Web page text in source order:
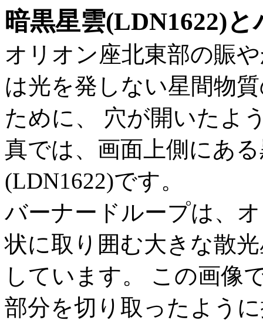
暗黒星雲(LDN1622)
オリオン座北東部の賑
は光を発しない星間物
ために、 穴が開いたよ
真では、画面上側にあ
(LDN1622)です。
バーナードループは、
状に取り囲む大きな散
しています。 この画像
部分を切り取ったよう